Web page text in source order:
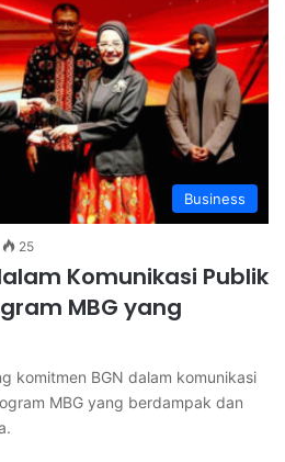
Business
25
Komunikasi Publik
MBG yang
komitmen BGN dalam komunikasi
MBG yang berdampak dan